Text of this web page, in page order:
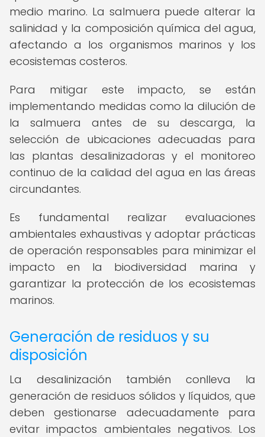
medio marino. La salmuera puede alterar la
salinidad y la composición química del agua,
afectando a los organismos marinos y los
ecosistemas costeros.
Para mitigar este impacto, se están
implementando medidas como la dilución de
la salmuera antes de su descarga, la
selección de ubicaciones adecuadas para
las plantas desalinizadoras y el monitoreo
continuo de la calidad del agua en las áreas
circundantes.
Es fundamental realizar evaluaciones
ambientales exhaustivas y adoptar prácticas
de operación responsables para minimizar el
impacto en la biodiversidad marina y
garantizar la protección de los ecosistemas
marinos.
Generación de residuos y su
disposición
La desalinización también conlleva la
generación de residuos sólidos y líquidos, que
deben gestionarse adecuadamente para
evitar impactos ambientales negativos. Los